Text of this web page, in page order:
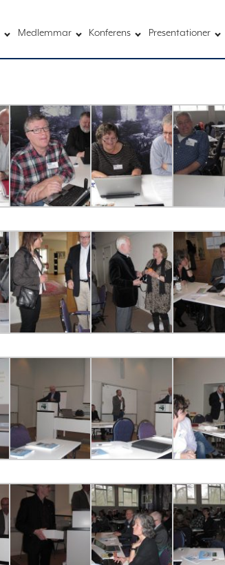
Medlemmar Konferens Presentationer